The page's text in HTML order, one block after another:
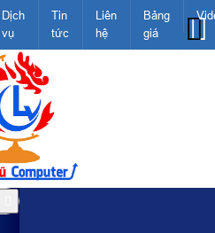
Dịch
vụ
Tin
tức
Liên
hệ
Bảng
giá